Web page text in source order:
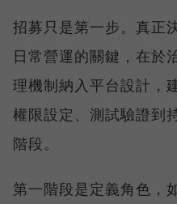
招募只是第一步。真正
日常營運的關鍵，在於
理機制納入平台設計，
權限設定、測試驗證到
階段。
第一階段是定義角色，